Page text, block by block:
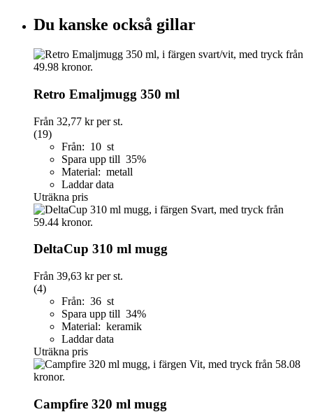
Du kanske också gillar
Retro Emaljmugg 350 ml
Från 32,77 krper st.
(19)
Från: 10 st
Spara upp till 35%
Material: metall
Laddar data
Uträkna pris
DeltaCup 310 ml mugg
Från 39,63 krper st.
(4)
Från: 36 st
Spara upp till 34%
Material: keramik
Laddar data
Uträkna pris
Campfire 320 ml mugg